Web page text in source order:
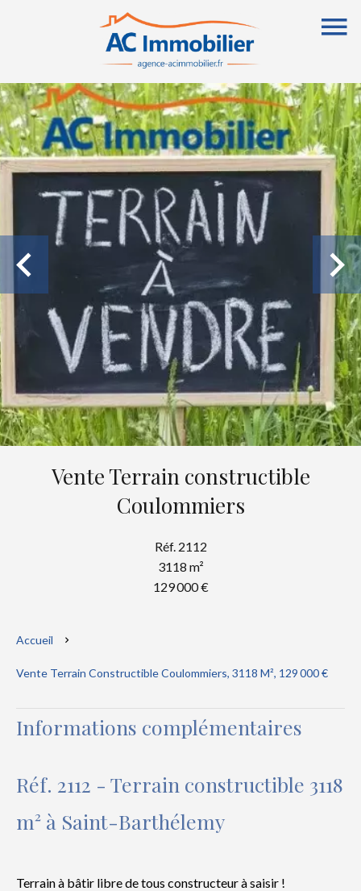
Vente Terrain constructible
Coulommiers
Réf. 2112
3118 m²
129 000 €
Accueil
Vente Terrain Constructible Coulommiers, 3118 M², 129 000 €
Informations complémentaires
Réf. 2112 - Terrain constructible 3118
m² à Saint-Barthélemy
Terrain à bâtir libre de tous constructeur à saisir !